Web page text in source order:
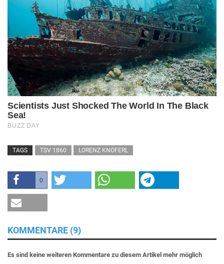
TAGS TSV 1860 LORENZ KNÖFERL
0
KOMMENTARE (9)
Es sind keine weiteren Kommentare zu diesem Artikel mehr möglich